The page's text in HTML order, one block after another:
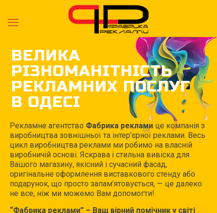
ВЕЛИКА
РІЗНОМАНІТНІСТЬ
РЕКЛАМНИХ ПОСЛУГ
В ОДЕСІ
Рекламне агентство Фабрика реклами це компанія з
виробництва зовнішньої та інтер’єрної реклами. Весь
цикл виробництва реклами ми робимо на власній
виробничій основі. Яскрава і стильна вивіска для
Вашого магазину, якісний і сучасний фасад,
оригінальне оформлення виставкового стенду або
подарунок, що просто запам’ятовується, — це далеко
не все, ніж ми можемо Вам допомогти!
“Фабрика реклами” – Ваш вірний помічник у світі